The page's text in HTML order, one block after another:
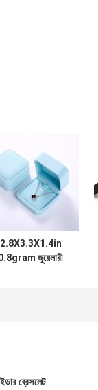
2.8X3.3X1.4in
জুয়েলারী
ব্রেসলেট